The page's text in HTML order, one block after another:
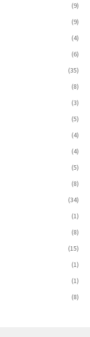
(9)
(9)
(4)
(6)
(35)
(8)
(3)
(5)
(4)
(4)
(5)
(8)
(34)
(1)
(8)
(15)
(1)
(1)
(8)